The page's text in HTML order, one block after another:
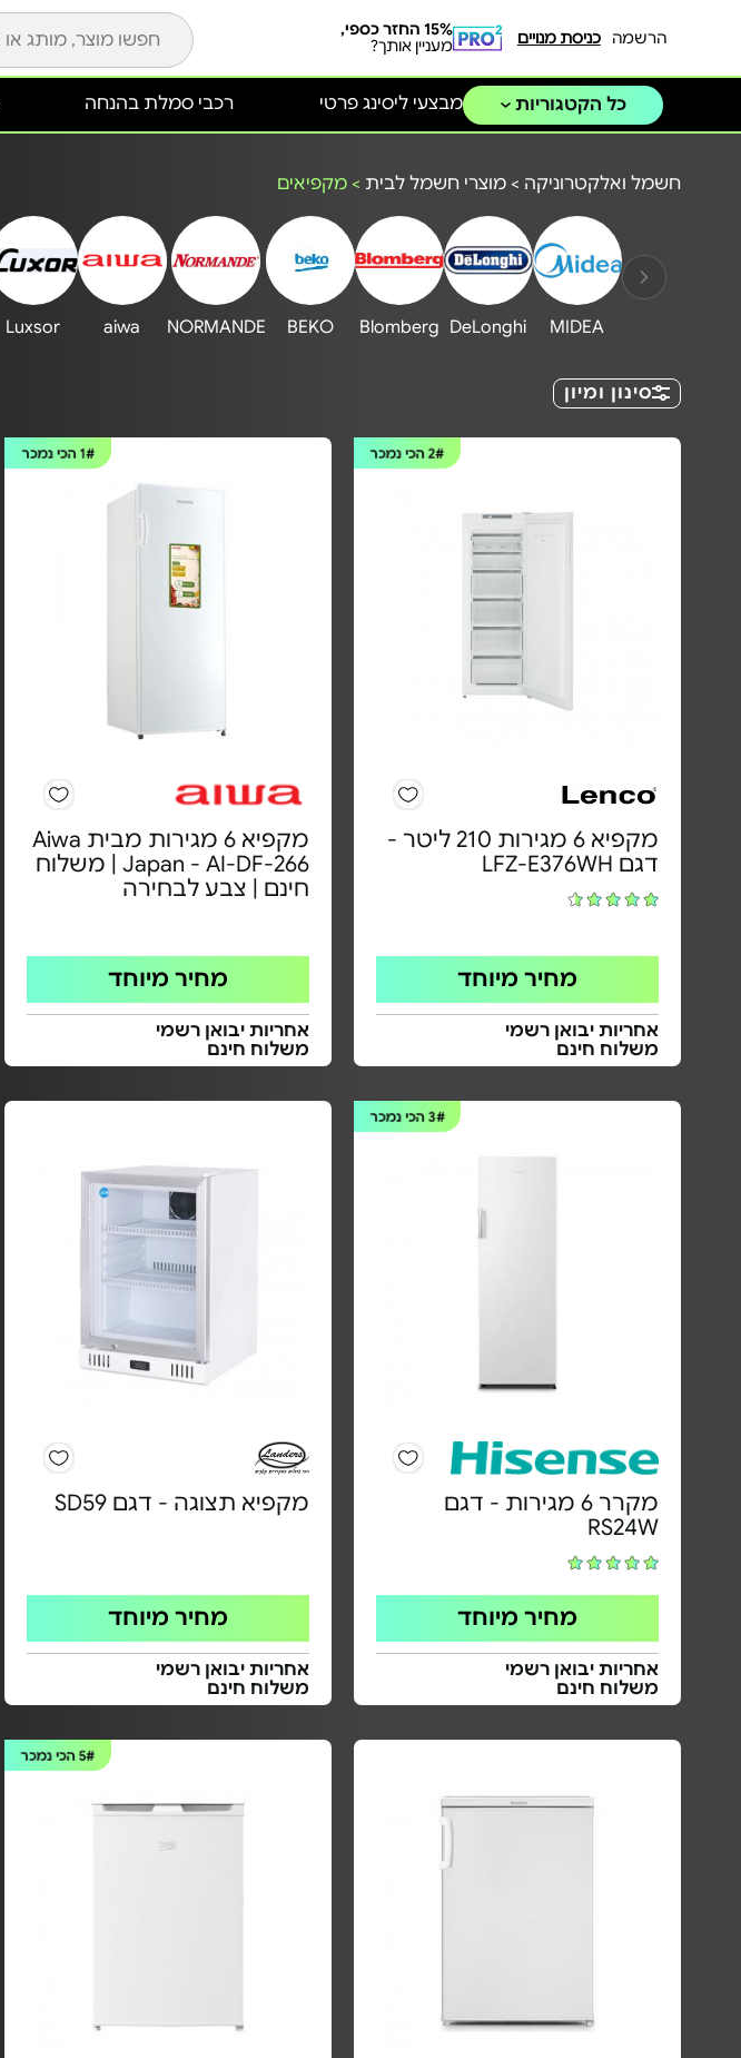
הרשמה כניסת מנויים
15% החזר כספי,
מעניין אותך?
כל הקטגוריות מבצעי ליסינג פרטי רכבי סמלת בהנחה
חשמל ואלקטרוניקה > מוצרי חשמל לבית > מקפיאים
MIDEA
DeLonghi
Blomberg
BEKO
NORMANDE
aiwa
Luxsor
סינון ומיון
2#הכי נמכר
מקפיא 6 מגירות 210 ליטר -
דגם LFZ-E376WH
מחיר מיוחד
אחריות יבואן רשמי
משלוח חינם
1#הכי נמכר
מקפיא 6 מגירות מבית Aiwa
Japan - AI-DF-266 | משלוח
חינם | צבע לבחירה
מחיר מיוחד
אחריות יבואן רשמי
משלוח חינם
3#הכי נמכר
מקרר 6 מגירות - דגם
RS24W
מחיר מיוחד
אחריות יבואן רשמי
משלוח חינם
מקפיא תצוגה - דגם SD59
מחיר מיוחד
אחריות יבואן רשמי
משלוח חינם
5#הכי נמכר